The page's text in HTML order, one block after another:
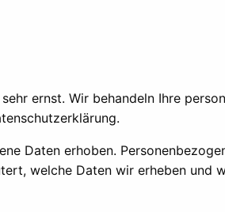
ernst. Wir behandeln Ihre
Daten erhoben.
welche Daten wir erheben und